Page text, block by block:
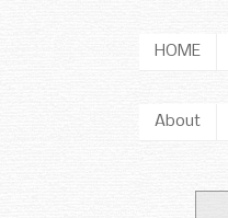
HOME
About